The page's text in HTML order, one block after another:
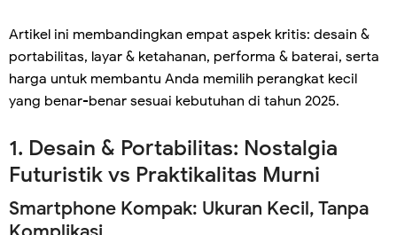
Artikel ini membandingkan empat aspek kritis: desain &
portabilitas, layar & ketahanan, performa & baterai, serta
harga untuk membantu Anda memilih perangkat kecil
yang benar-benar sesuai kebutuhan di tahun 2025.
1. Desain & Portabilitas: Nostalgia
Futuristik vs Praktikalitas Murni
Smartphone Kompak: Ukuran Kecil, Tanpa